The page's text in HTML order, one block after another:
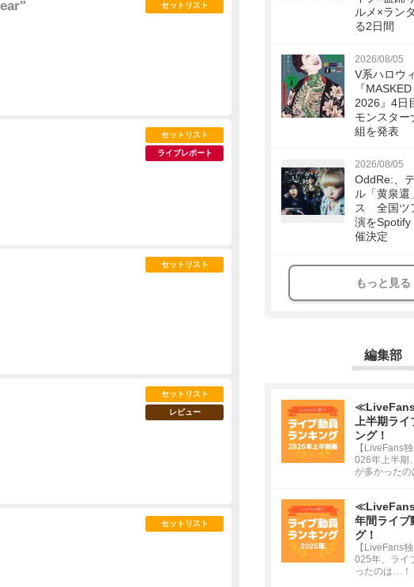
セットリスト
セットリスト
ライブレポート
セットリスト
セットリスト
レビュー
セットリスト
ルメ×ラン
る2日間
2026/08/05
V系ハロウ
『
2026』4日
モンスター
組を発表
2026/08/05
OddRe:、
ル「黄泉還
ス 全国ツ
演をSpotify
催決定
もっと見る
編集部
上半期ラ
ング！
【LiveFans
026年上半期
が多かった
年間ライブ
グ！
【LiveFans
025年、ライ
ったのは…！